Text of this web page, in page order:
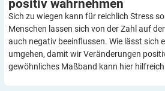
positiv wahrnehmen
Sich zu wiegen kann für reichlich Stress
Menschen lassen sich von der Zahl auf
auch negativ beeinflussen. Wie lässt sich
umgehen, damit wir Veränderungen
gewöhnliches Maßband kann hier hilfreich